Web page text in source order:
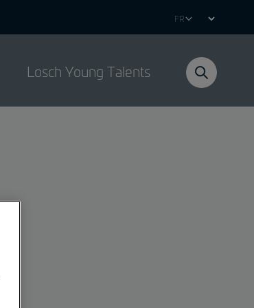
Select
Losch Young Talents